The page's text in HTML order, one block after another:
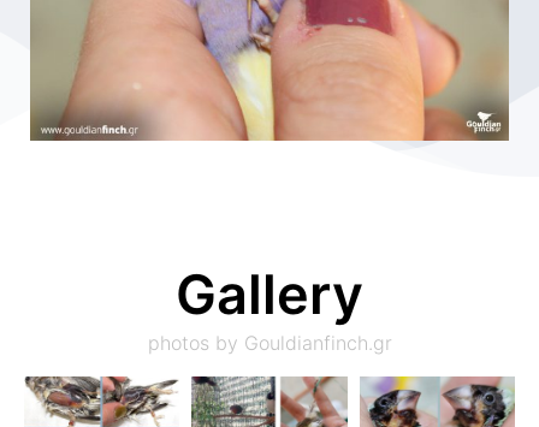
Gallery
photos by Gouldianfinch.gr